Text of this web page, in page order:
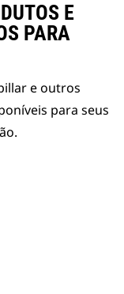
E
PARA
e outros
para seus